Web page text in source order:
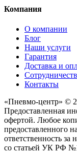
Компания
О компании
Блог
Наши услуги
Гарантия
Доставка и
Контакты
«Пневмо-центр» ©
Предоставленная
офертой. Любое
предоставленного
ответственность за
со статьей УК РФ